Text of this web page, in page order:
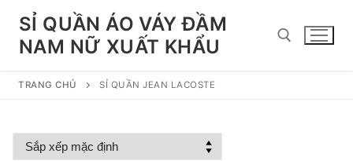
Chuyển
đếnSỈ QUẦN ÁO VÁY ĐẦM
NAM NỮ XUẤT KHẨU
TRANG CHỦ SỈ QUẦN JEAN LACOSTE